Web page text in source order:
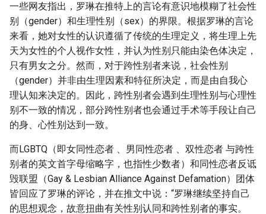
一些网友指出，罗琳在推特上的言论有意识地模糊了社会性
别（gender）和生理性别（sex）的界限。根据罗琳的言论
来看，她对女性的认识遵循了传统的生理定义，将生理上先
天为女性的个人视作女性，并认为性别只能由染色体决定，
只有男女之分。然而，对于跨性别者来说，社会性别
（gender）并非由生理因素和特征所决定，而是由自我心
理认知来决定的。因此，跨性别者会遇到生理性别与心理性
别不一致的情况，部分跨性别者也会通过手术等手段让自己
的身、心性别达到一致。
而LGBTQ（即女同性恋者 、男同性恋者 、双性恋者 与跨性
别者的英文首字母缩略字，也指性少数者）和同性恋者反诋
毁联盟（Gay & Lesbian Alliance Against Defamation）团体
皆回应了罗琳的评论，并在推文中说：“罗琳继续坚持自己
的思想观念，故意扭曲有关性别认同和跨性别者的事实。